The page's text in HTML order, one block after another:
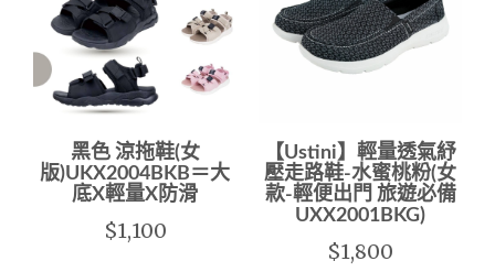
黑色 涼拖鞋(女
版)UKX2004BKB＝大
底X輕量X防滑
$1,100
【Ustini】輕量透氣紓
壓走路鞋-水蜜桃粉(女
款-輕便出門 旅遊必備
UXX2001BKG)
$1,800